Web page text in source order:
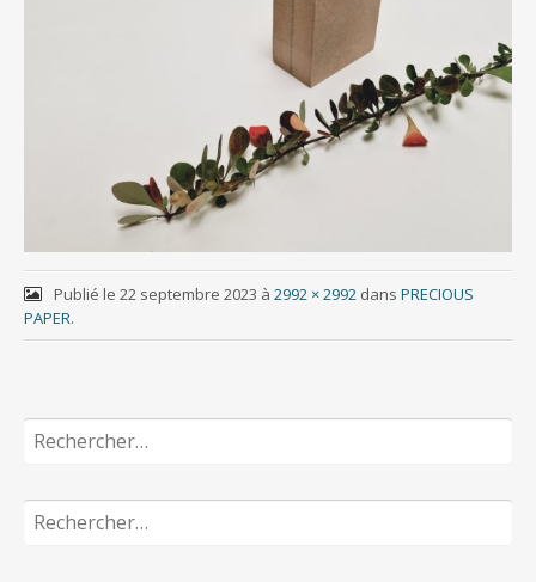
Publié le 22 septembre 2023 à 2992 × 2992dans PRECIOUS
PAPER.
Rechercher :
Rechercher :